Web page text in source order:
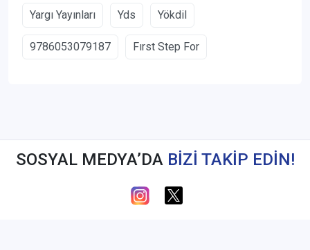
Yargı Yayınları Yds Yökdil
9786053079187 Fırst Step For
SOSYAL MEDYA’DA BİZİ TAKİP EDİN!